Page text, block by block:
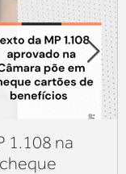
1.108 na